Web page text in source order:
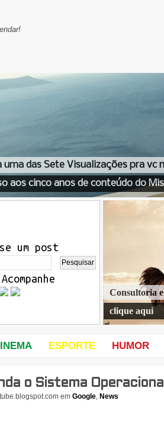
uma das Sete Visualizações pra vc
aos cinco anos de conteúdo do
um post
Acompanhe
Consultoria
clique aqui
ESPORTE HUMOR
o Sistema
em Google, News